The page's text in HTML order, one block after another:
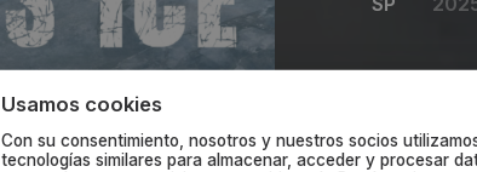
Cuatro
el sur
Usamos cookies
Con su consentimiento, nosotros y nuestros socios
tecnologías similares para almacenar, acceder y procesar